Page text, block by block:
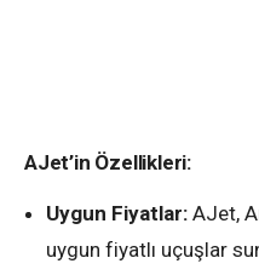
AJet’in Özellikleri:
Uygun Fiyatlar: AJet,
uygun fiyatlı uçuşlar